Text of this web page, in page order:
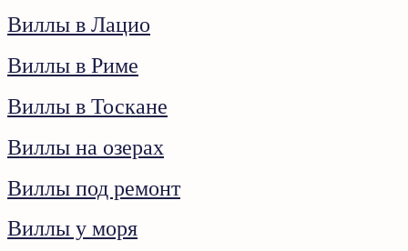
Виллы в Лацио
Виллы в Риме
Виллы в Тоскане
Виллы на озерах
Виллы под ремонт
Виллы у моря